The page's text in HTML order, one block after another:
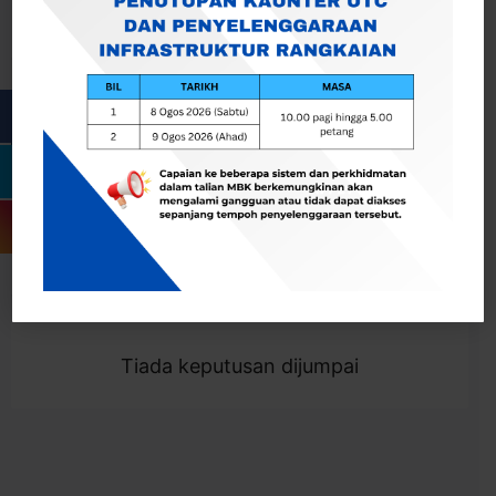
Togol Penapis
Showing 0 result
Tiada keputusan dijumpai